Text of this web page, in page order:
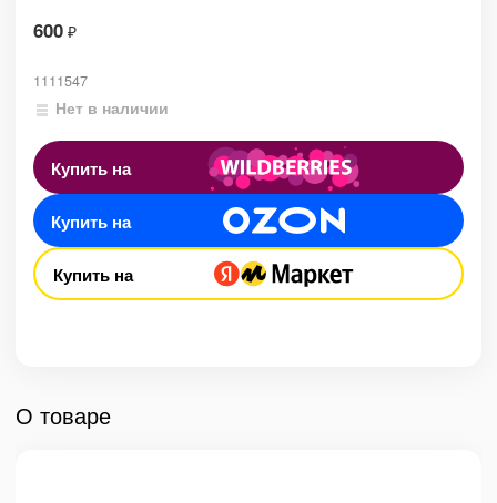
600 ₽
1111547
Нет в наличии
Купить на
Купить на
Купить на
О товаре